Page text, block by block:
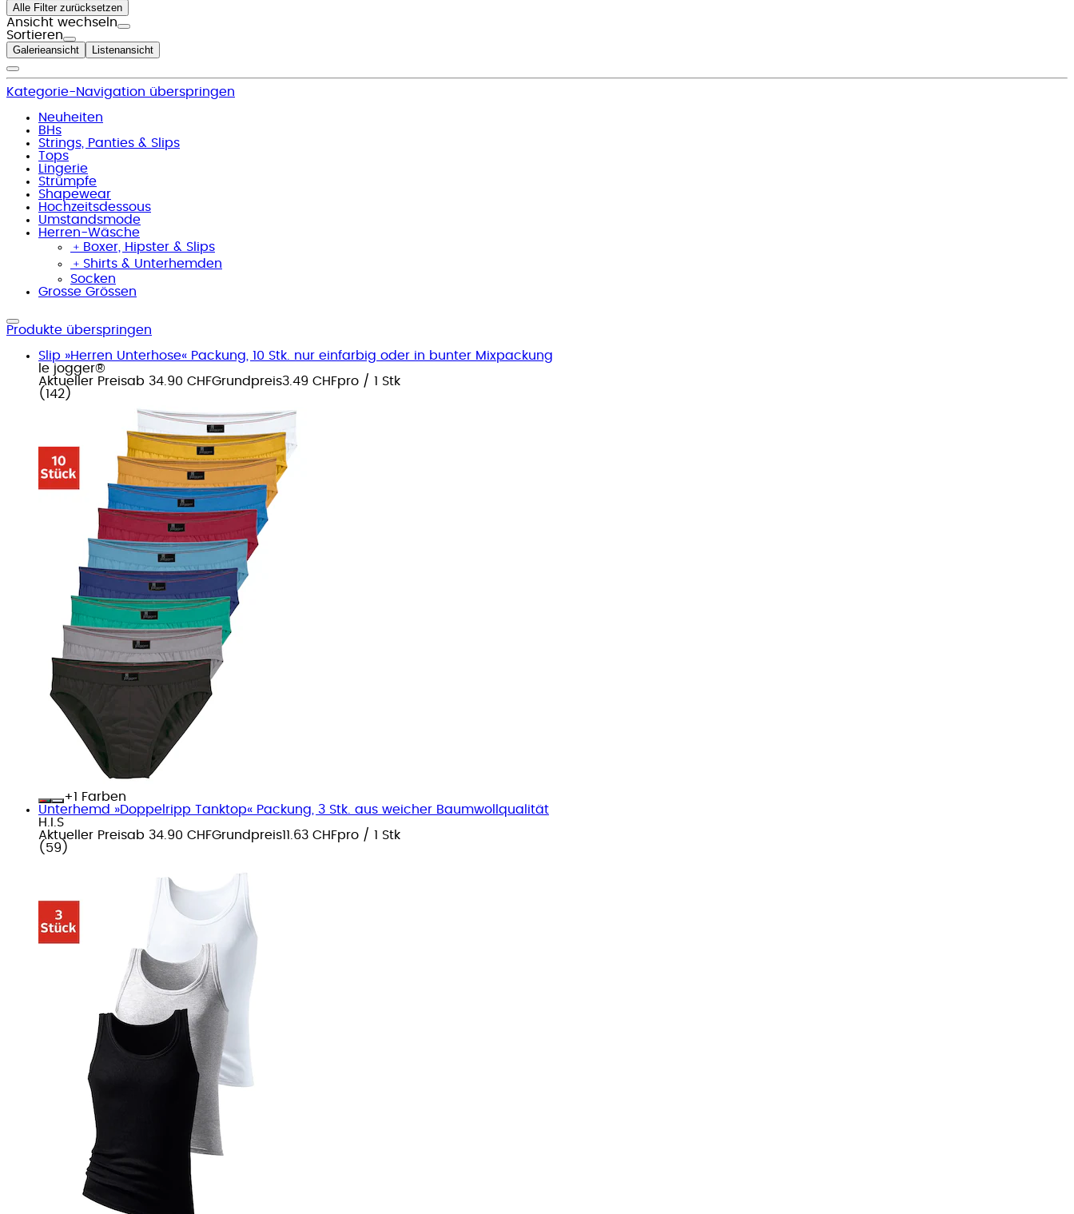
Alle Filter zurücksetzen
Ansicht wechseln
Sortieren
Galerieansicht Listenansicht
Kategorie-Navigation überspringen
Neuheiten
BHs
Strings, Panties & Slips
Tops
Lingerie
Strümpfe
Shapewear
Hochzeitsdessous
Umstandsmode
Herren-Wäsche
﹢ Boxer, Hipster & Slips
﹢ Shirts & Unterhemden
Socken
Grosse Grössen
Produkte überspringen
Slip »Herren Unterhose« Packung, 10 Stk. nur einfarbig oder in bunter Mixpackung
le jogger®
Aktueller Preisab 34.90 CHFGrundpreis3.49 CHFpro / 1 Stk
( 142 )
+
Farben
Unterhemd »Doppelripp Tanktop« Packung, 3 Stk. aus weicher Baumwollqualität
H.I.S
Aktueller Preisab 34.90 CHFGrundpreis11.63 CHFpro / 1 Stk
( 59 )